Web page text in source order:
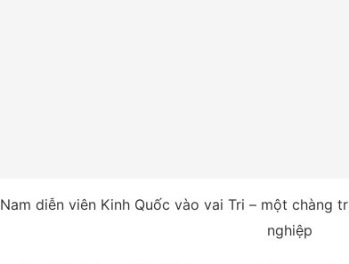
Nam diễn viên Kinh Quốc vào vai Tri – một chàng
nghiệp